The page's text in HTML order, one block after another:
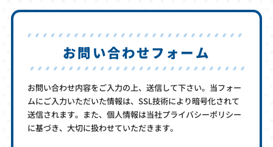
お問い合わせフォーム
お問い合わせ内容をご入力の上、送信して下さい。当フォー
ムにご入力いただいた情報は、SSL技術により暗号化されて
送信されます。また、個人情報は当社プライバシーポリシー
に基づき、大切に扱わせていただきます。